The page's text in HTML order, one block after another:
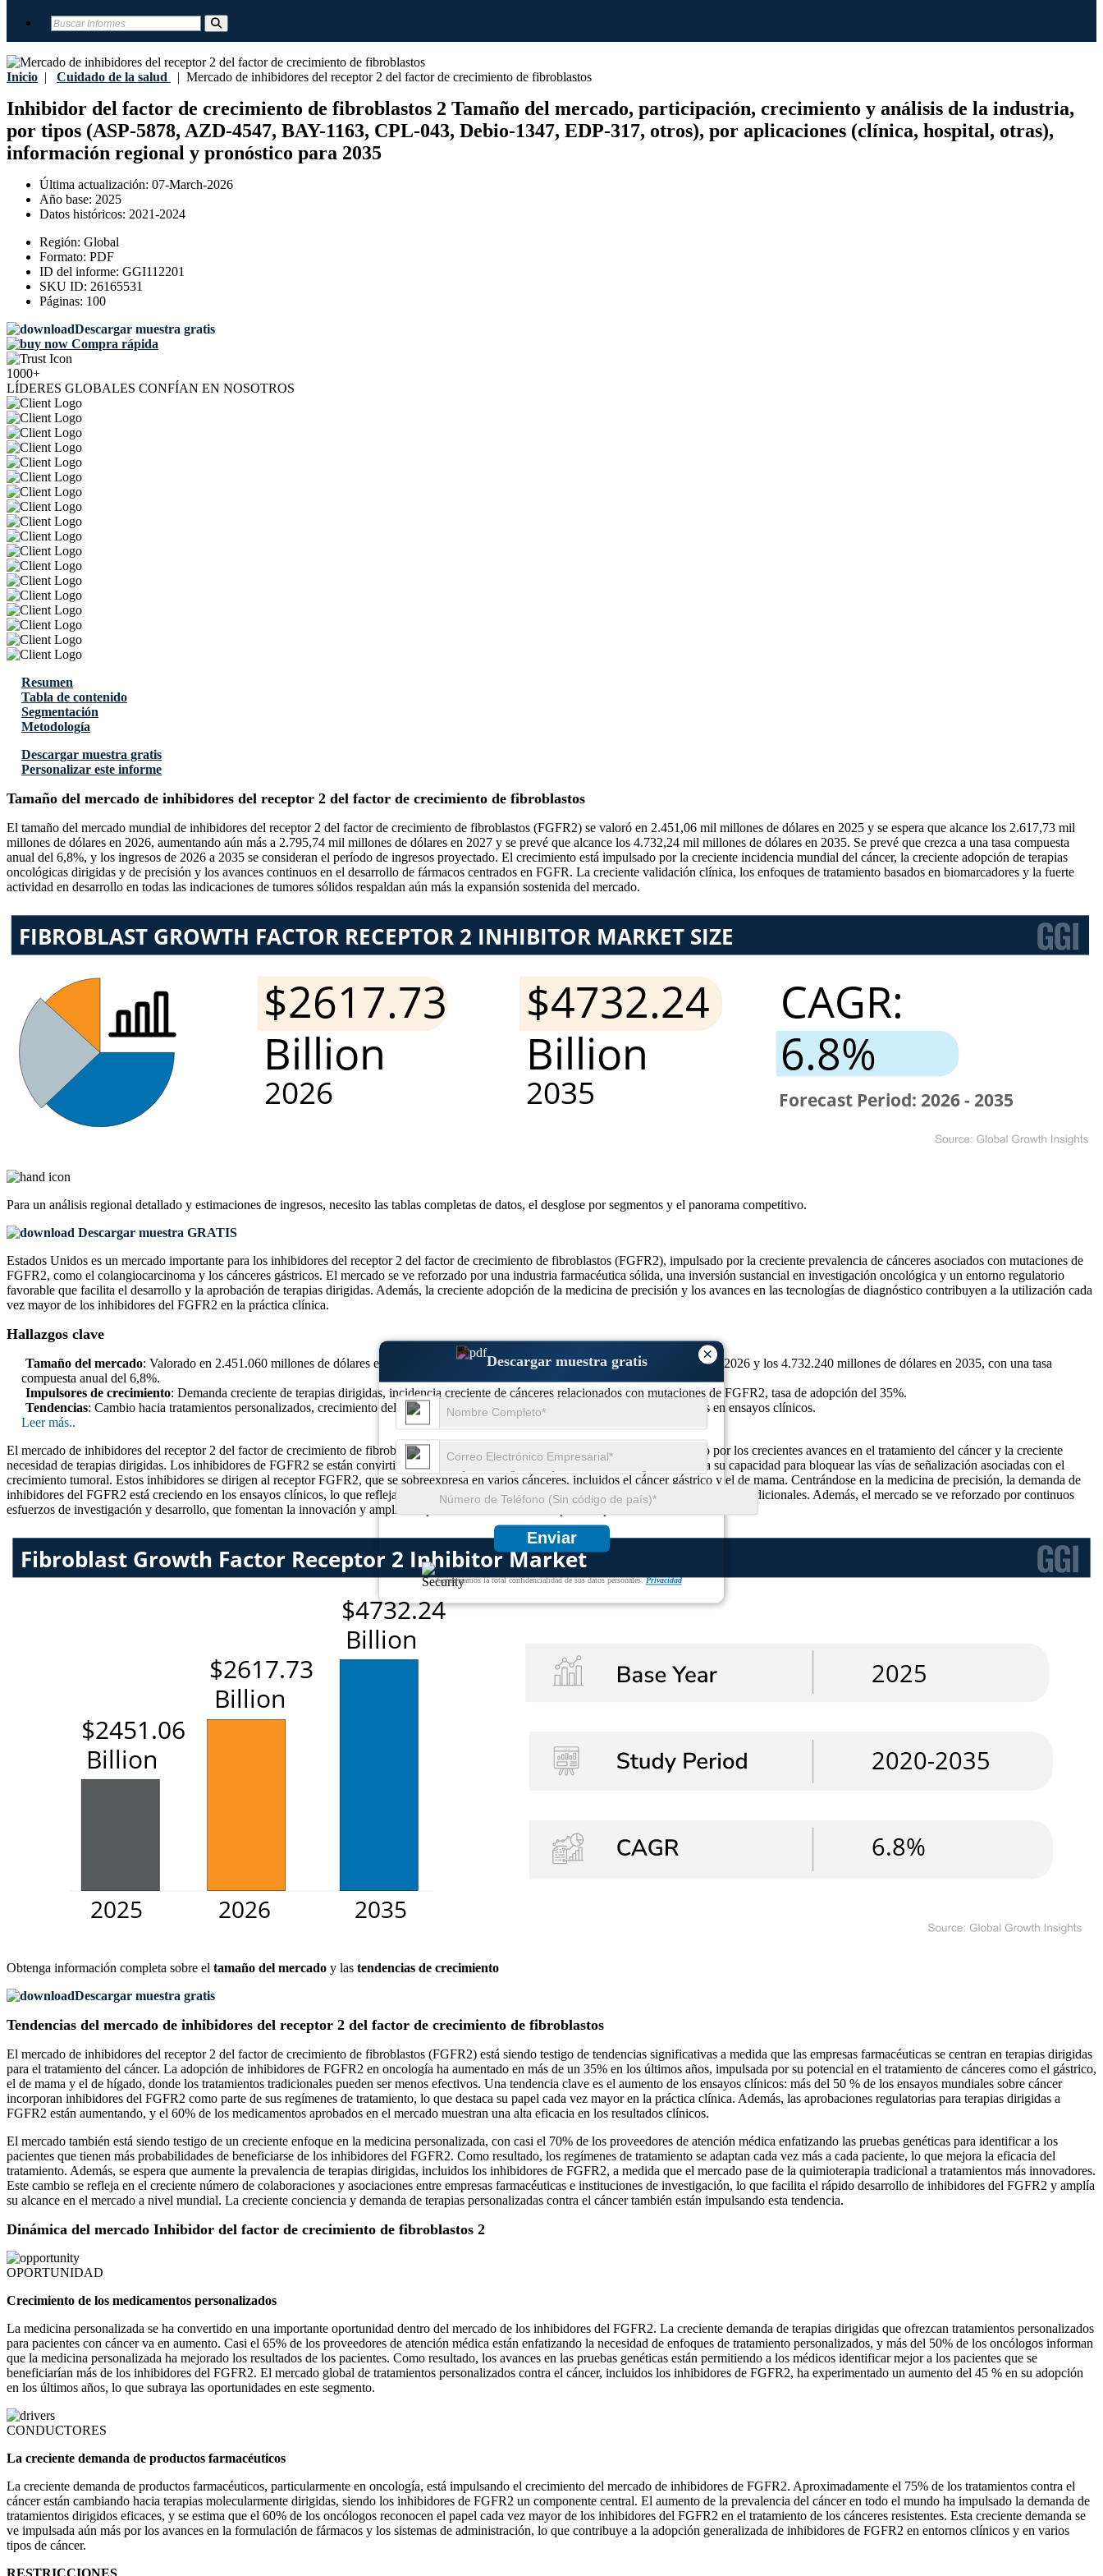
Inicio | Cuidado de la salud | Mercado de inhibidores del receptor 2 del factor de crecimiento de fibroblastos
Inhibidor del factor de crecimiento de fibroblastos 2 Tamaño del mercado, participación, crecimiento y análisis de la industria,
por tipos (ASP-5878, AZD-4547, BAY-1163, CPL-043, Debio-1347, EDP-317, otros), por aplicaciones (clínica, hospital, otras),
información regional y pronóstico para 2035
Última actualización: 07-March-2026
Año base: 2025
Datos históricos: 2021-2024
Región: Global
Formato: PDF
ID del informe: GGI112201
SKU ID: 26165531
Páginas: 100
Descargar muestra gratis
Compra rápida
1000+
LÍDERES GLOBALES CONFÍAN EN NOSOTROS
×
Descargar muestra gratis
Enviar
Garantizamos la total confidencialidad de sus datos personales.Privacidad
Resumen
Tabla de contenido
Segmentación
Metodología
Descargar muestra gratis
Personalizar este informe
Tamaño del mercado de inhibidores del receptor 2 del factor de crecimiento de fibroblastos
El tamaño del mercado mundial de inhibidores del receptor 2 del factor de crecimiento de fibroblastos (FGFR2) se valoró en 2.451,06 mil millones de dólares en 2025 y se espera que alcance los 2.617,73 mil
millones de dólares en 2026, aumentando aún más a 2.795,74 mil millones de dólares en 2027 y se prevé que alcance los 4.732,24 mil millones de dólares en 2035. Se prevé que crezca a una tasa compuesta
anual del 6,8%, y los ingresos de 2026 a 2035 se consideran el período de ingresos proyectado. El crecimiento está impulsado por la creciente incidencia mundial del cáncer, la creciente adopción de terapias
oncológicas dirigidas y de precisión y los avances continuos en el desarrollo de fármacos centrados en FGFR. La creciente validación clínica, los enfoques de tratamiento basados ​​en biomarcadores y la fuerte
actividad en desarrollo en todas las indicaciones de tumores sólidos respaldan aún más la expansión sostenida del mercado.
Para un análisis regional detallado y estimaciones de ingresos, necesito las tablas completas de datos, el desglose por segmentos y el panorama competitivo.
Descargar muestra GRATIS
Estados Unidos es un mercado importante para los inhibidores del receptor 2 del factor de crecimiento de fibroblastos (FGFR2), impulsado por la creciente prevalencia de cánceres asociados con mutaciones de
FGFR2, como el colangiocarcinoma y los cánceres gástricos. El mercado se ve reforzado por una industria farmacéutica sólida, una inversión sustancial en investigación oncológica y un entorno regulatorio
favorable que facilita el desarrollo y la aprobación de terapias dirigidas. Además, la creciente adopción de la medicina de precisión y los avances en las tecnologías de diagnóstico contribuyen a la utilización cada
vez mayor de los inhibidores del FGFR2 en la práctica clínica.
Hallazgos clave
Tamaño del mercado: Valorado en 2.451.060 millones de dólares en 2025, se prevé que alcance los 2.617.730 millones de dólares en 2026 y los 4.732.240 millones de dólares en 2035, con una tasa
compuesta anual del 6,8%.
Impulsores de crecimiento: Demanda creciente de terapias dirigidas, incidencia creciente de cánceres relacionados con mutaciones de FGFR2, tasa de adopción del 35%.
Tendencias: Cambio hacia tratamientos personalizados, crecimiento del 30% en terapias combinadas y aumento del 25% en avances en ensayos clínicos.
Leer más..
El mercado de inhibidores del receptor 2 del factor de crecimiento de fibroblastos (FGFR2) se está expandiendo rápidamente, impulsado por los crecientes avances en el tratamiento del cáncer y la creciente
necesidad de terapias dirigidas. Los inhibidores de FGFR2 se están convirtiendo en una parte integral del panorama oncológico debido a su capacidad para bloquear las vías de señalización asociadas con el
crecimiento tumoral. Estos inhibidores se dirigen al receptor FGFR2, que se sobreexpresa en varios cánceres, incluidos el cáncer gástrico y el de mama. Centrándose en la medicina de precisión, la demanda de
inhibidores del FGFR2 está creciendo en los ensayos clínicos, lo que refleja su potencial en el tratamiento de cánceres resistentes a las terapias tradicionales. Además, el mercado se ve reforzado por continuos
esfuerzos de investigación y desarrollo, que fomentan la innovación y amplían el panorama del tratamiento para los pacientes con cáncer.
Obtenga información completa sobre el tamaño del mercado y las tendencias de crecimiento
Descargar muestra gratis
Tendencias del mercado de inhibidores del receptor 2 del factor de crecimiento de fibroblastos
El mercado de inhibidores del receptor 2 del factor de crecimiento de fibroblastos (FGFR2) está siendo testigo de tendencias significativas a medida que las empresas farmacéuticas se centran en terapias dirigidas
para el tratamiento del cáncer. La adopción de inhibidores de FGFR2 en oncología ha aumentado en más de un 35% en los últimos años, impulsada por su potencial en el tratamiento de cánceres como el gástrico,
el de mama y el de hígado, donde los tratamientos tradicionales pueden ser menos efectivos. Una tendencia clave es el aumento de los ensayos clínicos: más del 50 % de los ensayos mundiales sobre cáncer
incorporan inhibidores del FGFR2 como parte de sus regímenes de tratamiento, lo que destaca su papel cada vez mayor en la práctica clínica. Además, las aprobaciones regulatorias para terapias dirigidas a
FGFR2 están aumentando, y el 60% de los medicamentos aprobados en el mercado muestran una alta eficacia en los resultados clínicos.
El mercado también está siendo testigo de un creciente enfoque en la medicina personalizada, con casi el 70% de los proveedores de atención médica enfatizando las pruebas genéticas para identificar a los
pacientes que tienen más probabilidades de beneficiarse de los inhibidores del FGFR2. Como resultado, los regímenes de tratamiento se adaptan cada vez más a cada paciente, lo que mejora la eficacia del
tratamiento. Además, se espera que aumente la prevalencia de terapias dirigidas, incluidos los inhibidores de FGFR2, a medida que el mercado pase de la quimioterapia tradicional a tratamientos más innovadores.
Este cambio se refleja en el creciente número de colaboraciones y asociaciones entre empresas farmacéuticas e instituciones de investigación, lo que facilita el rápido desarrollo de inhibidores del FGFR2 y amplía
su alcance en el mercado a nivel mundial. La creciente conciencia y demanda de terapias personalizadas contra el cáncer también están impulsando esta tendencia.
Dinámica del mercado Inhibidor del factor de crecimiento de fibroblastos 2
OPORTUNIDAD
Crecimiento de los medicamentos personalizados
La medicina personalizada se ha convertido en una importante oportunidad dentro del mercado de los inhibidores del FGFR2. La creciente demanda de terapias dirigidas que ofrezcan tratamientos personalizados
para pacientes con cáncer va en aumento. Casi el 65% de los proveedores de atención médica están enfatizando la necesidad de enfoques de tratamiento personalizados, y más del 50% de los oncólogos informan
que la medicina personalizada ha mejorado los resultados de los pacientes. Como resultado, los avances en las pruebas genéticas están permitiendo a los médicos identificar mejor a los pacientes que se
beneficiarían más de los inhibidores del FGFR2. El mercado global de tratamientos personalizados contra el cáncer, incluidos los inhibidores de FGFR2, ha experimentado un aumento del 45 % en su adopción
en los últimos años, lo que subraya las oportunidades en este segmento.
CONDUCTORES
La creciente demanda de productos farmacéuticos
La creciente demanda de productos farmacéuticos, particularmente en oncología, está impulsando el crecimiento del mercado de inhibidores de FGFR2. Aproximadamente el 75% de los tratamientos contra el
cáncer están cambiando hacia terapias molecularmente dirigidas, siendo los inhibidores de FGFR2 un componente central. El aumento de la prevalencia del cáncer en todo el mundo ha impulsado la demanda de
tratamientos dirigidos eficaces, y se estima que el 60% de los oncólogos reconocen el papel cada vez mayor de los inhibidores del FGFR2 en el tratamiento de los cánceres resistentes. Esta creciente demanda se
ve impulsada aún más por los avances en la formulación de fármacos y los sistemas de administración, lo que contribuye a la adopción generalizada de inhibidores de FGFR2 en entornos clínicos y en varios
tipos de cáncer.